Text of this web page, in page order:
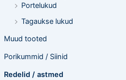
Portelukud
Tagaukse lukud
Muud tooted
Porikummid / Siinid
Redelid / astmed